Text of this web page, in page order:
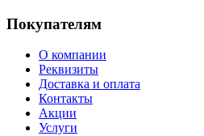
Покупателям
О компании
Реквизиты
Доставка и оплата
Контакты
Акции
Услуги